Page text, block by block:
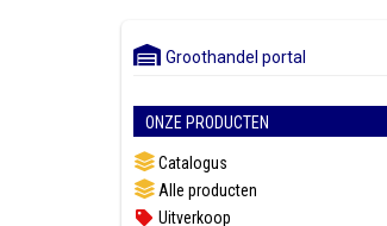
Groothandel portal
ONZE PRODUCTEN
Catalogus
Alle producten
Uitverkoop